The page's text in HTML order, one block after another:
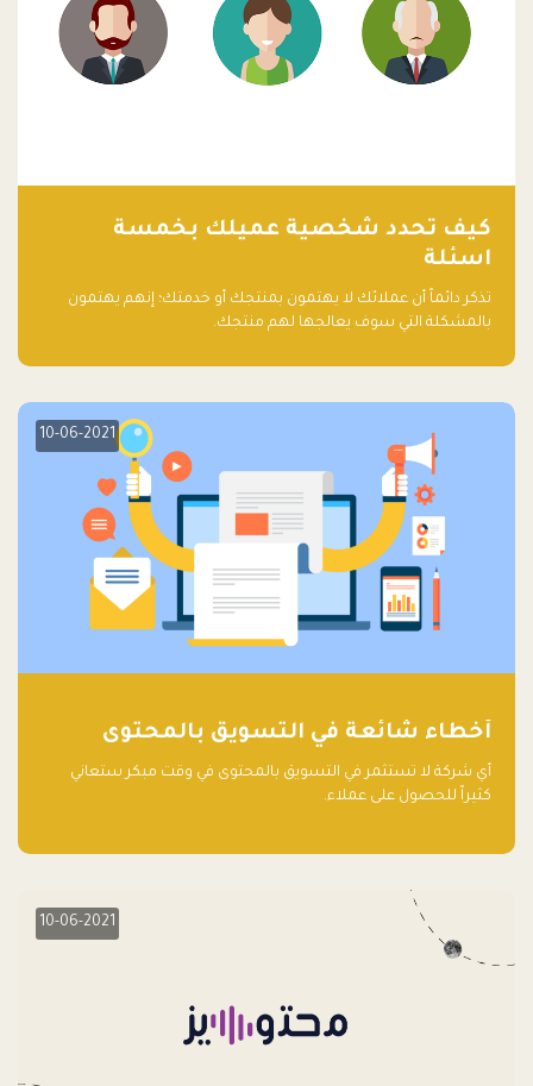
كيف تحدد شخصية عميلك بخمسة
اسئلة
تذكر دائماً أن عملائك لا يهتمون بمنتجك أو خدمتك؛ إنهم يهتمون
بالمشكلة التي سوف يعالجها لهم منتجك.
10-06-2021
أخطاء شائعة في التسويق بالمحتوى
أي شركة لا تستثمر في التسويق بالمحتوى في وقت مبكر ستعاني
كثيراً للحصول على عملاء.
10-06-2021